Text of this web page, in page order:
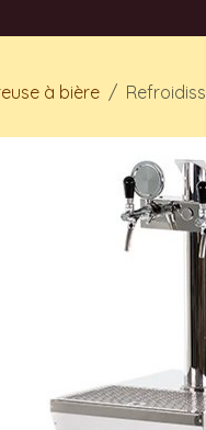
à bière